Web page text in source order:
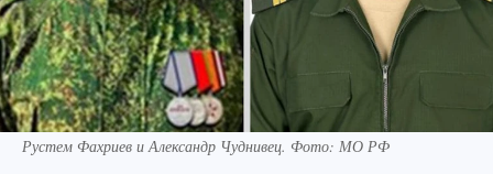
Рустем Фахриев и Александр Чуднивец. Фото: МО РФ